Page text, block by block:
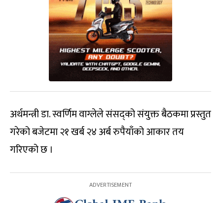
अर्थमन्त्री डा. स्वर्णिम वाग्लेले संसद्को संयुक्त बैठकमा प्रस्तुत
गरेको बजेटमा २१ खर्ब २४ अर्ब रुपैयाँको आकार तय
गरिएको छ ।